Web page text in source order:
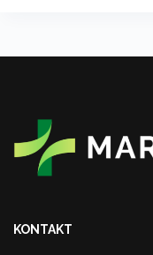
KONTAKT